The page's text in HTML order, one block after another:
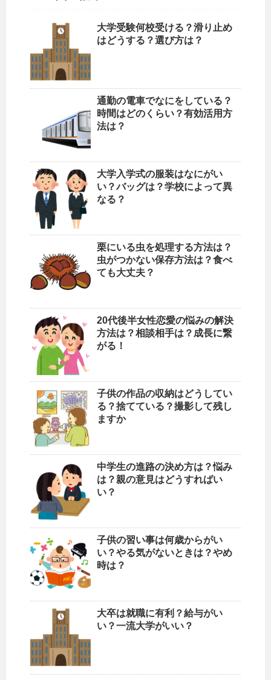
大学受験何校受ける？滑り止め
はどうする？選び方は？
通勤の電車でなにをしている？
時間はどのくらい？有効活用方
法は？
大学入学式の服装はなにがい
い？バッグは？学校によって異
なる？
栗にいる虫を処理する方法は？
虫がつかない保存方法は？食べ
ても大丈夫？
20代後半女性恋愛の悩みの解決
方法は？相談相手は？成長に繋
がる！
子供の作品の収納はどうしてい
る？捨てている？撮影して残し
ますか
中学生の進路の決め方は？悩み
は？親の意見はどうすればい
い？
子供の習い事は何歳からがい
い？やる気がないときは？やめ
時は？
大卒は就職に有利？給与がい
い？一流大学がいい？